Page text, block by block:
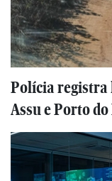
Polícia registra
Assu e Porto